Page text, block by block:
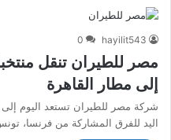
hayilit543
0
مصر للطيران تنقل
إلى مطار القاهرة
شركة مصر للطيران تستعد اليوم
اليد للفرق المشاركة من فرنسا،